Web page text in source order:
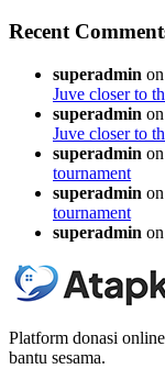
Recent
superadmin on
Juve closer to
superadmin on
Juve closer to
superadmin on
tournament
superadmin on
tournament
superadmin on
Platform donasi
bantu sesama.